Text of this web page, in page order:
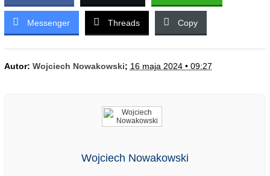
Messenger Threads Copy
Autor: Wojciech Nowakowski; 16 maja 2024 • 09:27
Wojciech Nowakowski